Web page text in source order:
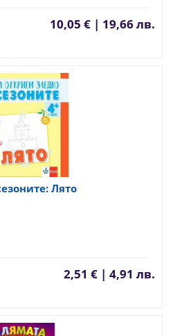
10,05 € | 19,66 лв.
Лято
2,51 € | 4,91 лв.